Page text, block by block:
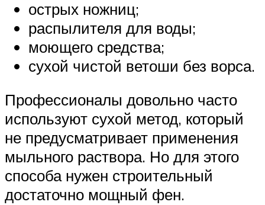
острых ножниц;
распылителя для воды;
моющего средства;
сухой чистой ветоши без ворса.
Профессионалы довольно часто
используют сухой метод, который
не предусматривает применения
мыльного раствора. Но для этого
способа нужен строительный
достаточно мощный фен.